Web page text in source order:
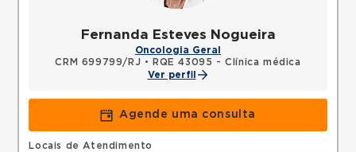
Fernanda Esteves Nogueira
Oncologia Geral
CRM 699799/RJ •
RQE 43095 - Clínica médica
Ver perfil
Agende uma consulta
Locais de Atendimento